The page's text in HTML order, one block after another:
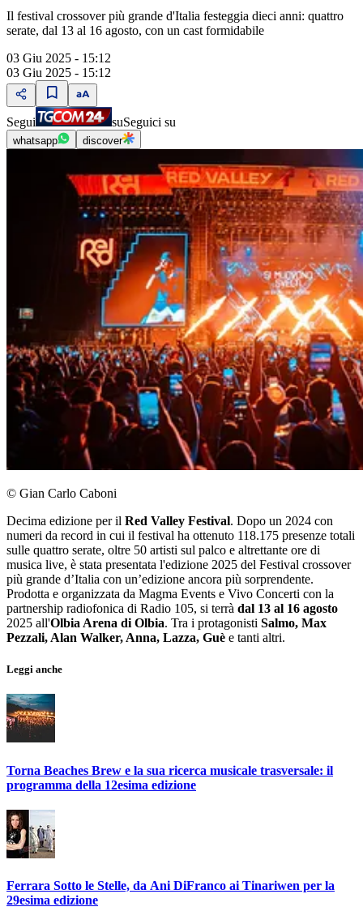
Il festival crossover più grande d'Italia festeggia dieci anni: quattro
serate, dal 13 al 16 agosto, con un cast formidabile
03 Giu 2025 - 15:12
03 Giu 2025 - 15:12
Segui suSeguici su
whatsapp discover
© Gian Carlo Caboni
Decima edizione per il Red Valley Festival. Dopo un 2024 con
numeri da record in cui il festival ha ottenuto 118.175 presenze totali
sulle quattro serate, oltre 50 artisti sul palco e altrettante ore di
musica live, è stata presentata l'edizione 2025 del Festival crossover
più grande d’Italia con un’edizione ancora più sorprendente.
Prodotta e organizzata da Magma Events e Vivo Concerti con la
partnership radiofonica di Radio 105, si terrà dal 13 al 16 agosto
2025 all'Olbia Arena di Olbia. Tra i protagonisti Salmo, Max
Pezzali, Alan Walker, Anna, Lazza, Guè e tanti altri.
Leggi anche
Torna Beaches Brew e la sua ricerca musicale trasversale: il
programma della 12esima edizione
Ferrara Sotto le Stelle, da Ani DiFranco ai Tinariwen per la
29esima edizione